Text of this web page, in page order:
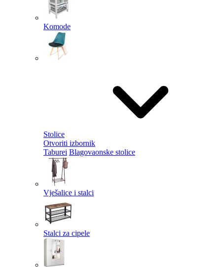
Komode
Stolice
Otvoriti izbornik
Taburei Blagovaonske stolice
Vješalice i stalci
Stalci za cipele